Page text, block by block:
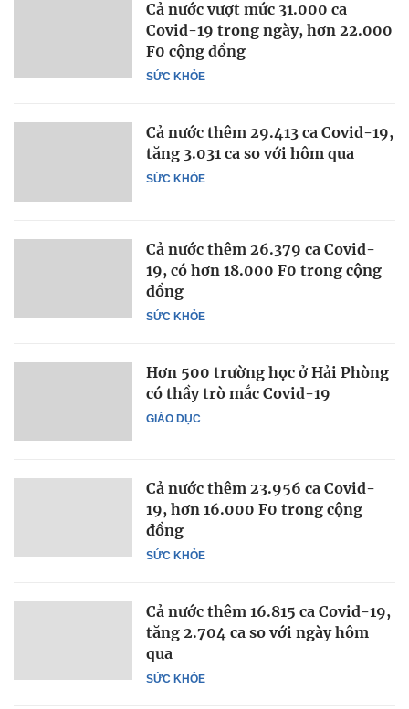
SỨC KHỎE
Cả nước vượt mức 31.000 ca
Covid-19 trong ngày, hơn 22.000
F0 cộng đồng
SỨC KHỎE
Cả nước thêm 29.413 ca Covid-19,
tăng 3.031 ca so với hôm qua
SỨC KHỎE
Cả nước thêm 26.379 ca Covid-
19, có hơn 18.000 F0 trong cộng
đồng
GIÁO DỤC
Hơn 500 trường học ở Hải Phòng
có thầy trò mắc Covid-19
SỨC KHỎE
Cả nước thêm 23.956 ca Covid-
19, hơn 16.000 F0 trong cộng
đồng
SỨC KHỎE
Cả nước thêm 16.815 ca Covid-19,
tăng 2.704 ca so với ngày hôm
qua